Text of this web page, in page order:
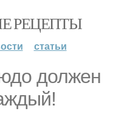
РЕЦЕПТЫ
статьи
должен